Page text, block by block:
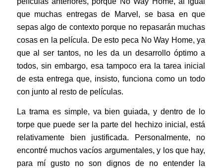
que muchas entregas de Marvel, se basa en que
sepas algo de contexto porque no repasarán muchas
cosas en la película. De esto peca No Way Home, ya
que al ser tantos, no les da un desarrollo óptimo a
todos, sin embargo, esa tampoco era la tarea inicial
de esta entrega que, insisto, funciona como un todo
con junto al resto de películas.
La trama es simple, va bien guiada, y dentro de lo
torpe que puede ser la parte del hechizo inicial, está
relativamente bien justificada. Personalmente, no
encontré muchos vacíos argumentales, y los que hay,
para mí gusto no son dignos de no entender la